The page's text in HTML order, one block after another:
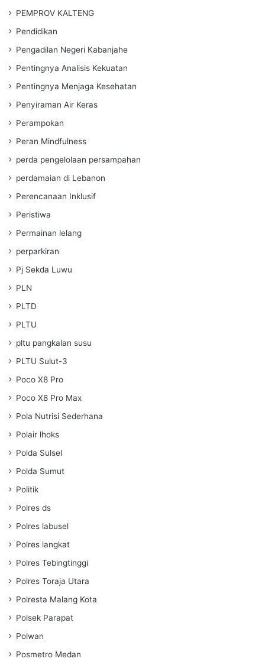
PEMPROV KALTENG
Pendidikan
Pengadilan Negeri Kabanjahe
Pentingnya Analisis Kekuatan
Pentingnya Menjaga Kesehatan
Penyiraman Air Keras
Perampokan
Peran Mindfulness
perda pengelolaan persampahan
perdamaian di Lebanon
Perencanaan Inklusif
Peristiwa
Permainan lelang
perparkiran
Pj Sekda Luwu
PLN
PLTD
PLTU
pltu pangkalan susu
PLTU Sulut-3
Poco X8 Pro
Poco X8 Pro Max
Pola Nutrisi Sederhana
Polair lhoks
Polda Sulsel
Polda Sumut
Politik
Polres ds
Polres labusel
Polres langkat
Polres Tebingtinggi
Polres Toraja Utara
Polresta Malang Kota
Polsek Parapat
Polwan
Posmetro Medan